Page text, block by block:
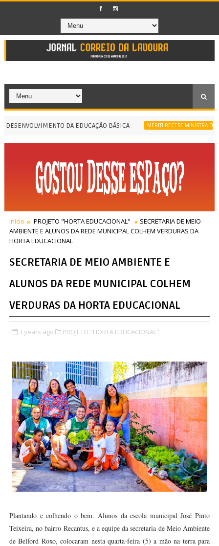
DA EDUCAÇÃO BÁSICA MERITI RECEBE MINISTRA DA
Início PROJETO "HORTA EDUCACIONAL"
SECRETARIA DE MEIO
AMBIENTE E ALUNOS DA REDE MUNICIPAL COLHEM VERDURAS DA
HORTA EDUCACIONAL
SECRETARIA DE MEIO AMBIENTE E
ALUNOS DA REDE MUNICIPAL COLHEM
VERDURAS DA HORTA EDUCACIONAL
3 years ago PROJETO "HORTA EDUCACIONAL",
Plantando e colhendo o bem. Alunos da escola municipal José Pinto
Teixeira, no bairro Recantus, e a equipe da secretaria de Meio Ambiente
de Belford Roxo, colocaram nesta quarta-feira (5) a mão na terra para